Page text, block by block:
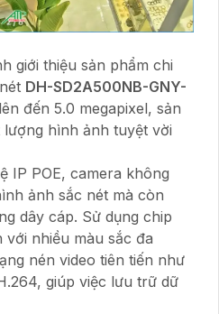
giới thiệu sản phẩm chi
DH-SD2A500NB-GNY-
đến 5.0 megapixel, sản
hình ảnh tuyệt vời
IP POE, camera không
ảnh sắc nét mà còn
dây cáp. Sử dụng chip
nhiều màu sắc đa
nén video tiên tiến như
giúp việc lưu trữ dữ